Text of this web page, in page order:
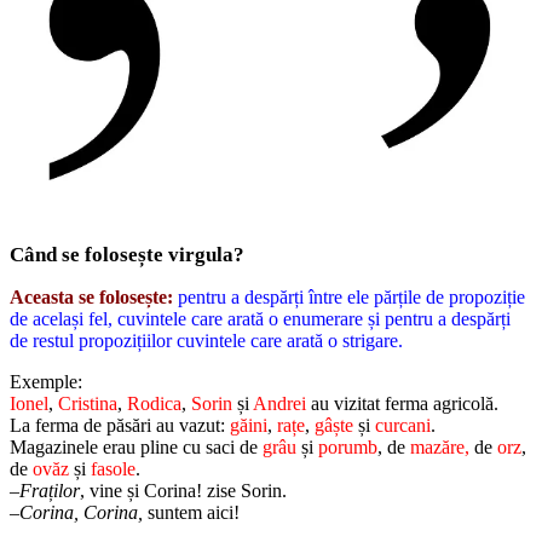
Când se folosește virgula?
Aceasta se folosește: pentru a despărți între ele părțile de propoziție
de același fel, cuvintele care arată o enumerare și pentru a despărți
de restul propozițiilor cuvintele care arată o strigare.
Exemple:
Ionel, Cristina, Rodica, Sorin și Andrei au vizitat ferma agricolă.
La ferma de păsări au vazut: găini, rațe, gâște și curcani.
Magazinele erau pline cu saci de grâu și porumb, de mazăre, de orz,
de ovăz și fasole.
–Fraților, vine și Corina! zise Sorin.
–Corina, Corina, suntem aici!